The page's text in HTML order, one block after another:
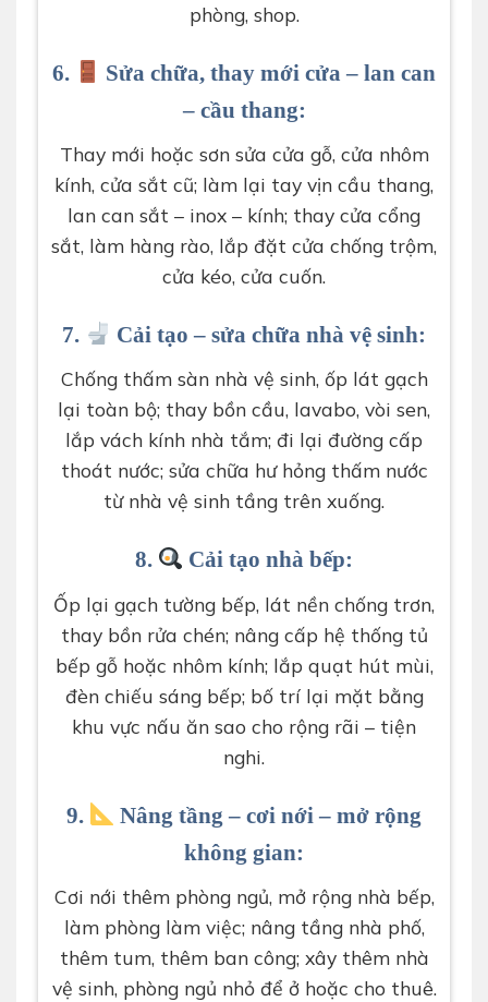
phòng, shop.
6.
Sửa chữa, thay mới cửa – lan can
– cầu thang:
Thay mới hoặc sơn sửa cửa gỗ, cửa nhôm
kính, cửa sắt cũ; làm lại tay vịn cầu thang,
lan can sắt – inox – kính; thay cửa cổng
sắt, làm hàng rào, lắp đặt cửa chống trộm,
cửa kéo, cửa cuốn.
7. Cải tạo – sửa chữa nhà vệ sinh:
Chống thấm sàn nhà vệ sinh, ốp lát gạch
lại toàn bộ; thay bồn cầu, lavabo, vòi sen,
lắp vách kính nhà tắm; đi lại đường cấp
thoát nước; sửa chữa hư hỏng thấm nước
từ nhà vệ sinh tầng trên xuống.
8. Cải tạo nhà bếp:
Ốp lại gạch tường bếp, lát nền chống trơn,
thay bồn rửa chén; nâng cấp hệ thống tủ
bếp gỗ hoặc nhôm kính; lắp quạt hút mùi,
đèn chiếu sáng bếp; bố trí lại mặt bằng
khu vực nấu ăn sao cho rộng rãi – tiện
nghi.
9.
Nâng tầng – cơi nới – mở rộng
không gian:
Cơi nới thêm phòng ngủ, mở rộng nhà bếp,
làm phòng làm việc; nâng tầng nhà phố,
thêm tum, thêm ban công; xây thêm nhà
vệ sinh, phòng ngủ nhỏ để ở hoặc cho thuê.